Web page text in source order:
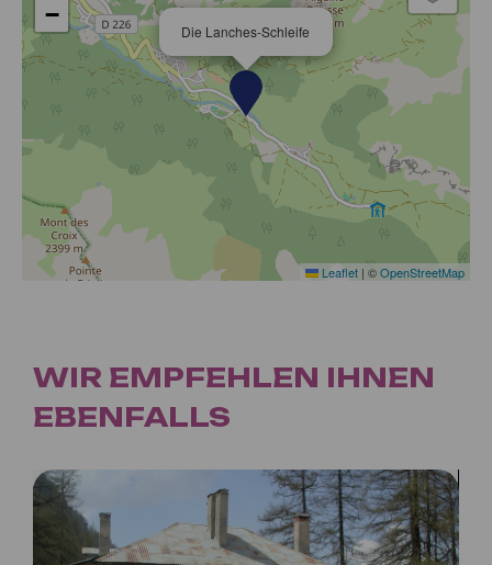
Die Lanches-Schleife
−
Leaflet | ©OpenStreetMap
WIR EMPFEHLEN IHNEN
EBENFALLS